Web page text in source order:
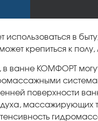
в
крепиться к
в ванне КОМФОРТ
поверхности